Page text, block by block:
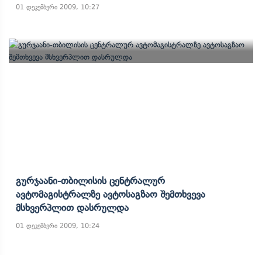
01 დეკემბერი 2009, 10:27
Გურჯაანი-Თბილისის Ცენტრალურ
Ავტომაგისტრალზე Ავტოსაგზაო Შემთხვევა
Მსხვერპლით Დასრულდა
01 დეკემბერი 2009, 10:24